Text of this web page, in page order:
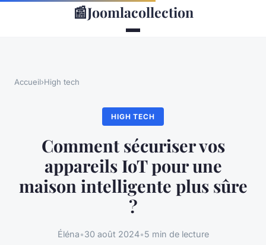
📰Joomlacollection
Accueil›High tech
HIGH TECH
Comment sécuriser vos
appareils IoT pour une
maison intelligente plus sûre
?
Éléna•30 août 2024•5 min de lecture